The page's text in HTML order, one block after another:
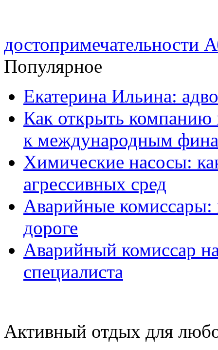
достопримечательности
Популярное
Екатерина Ильина:
Как открыть компанию
к международным
Химические насосы:
агрессивных сред
Аварийные
дороге
Аварийный комиссар
специалиста
Активный отдых для